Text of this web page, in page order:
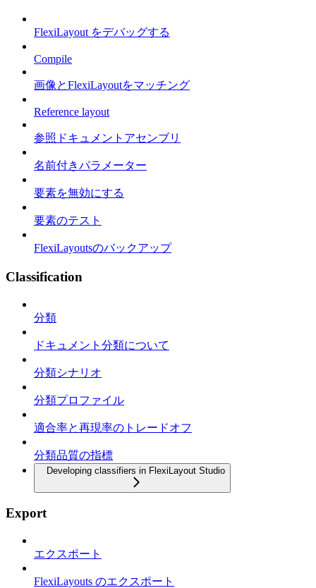
FlexiLayout をデバッグする
Compile
画像とFlexiLayoutをマッチング
Reference layout
参照ドキュメントアセンブリ
名前付きパラメーター
要素を無効にする
要素のテスト
FlexiLayoutsのバックアップ
Classification
分類
ドキュメント分類について
分類シナリオ
分類プロファイル
適合率と再現率のトレードオフ
分類品質の指標
Developing classifiers in FlexiLayout Studio
Export
エクスポート
FlexiLayouts のエクスポート